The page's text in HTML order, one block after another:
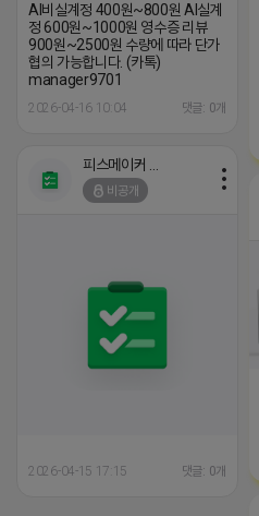
AI비실계정 400원~800원 AI실계
정 600원~1000원 영수증 리뷰
900원~2500원 수량에 따라 단가
협의 가능합니다. (카톡)
manager9701
2026-04-16 10:04 댓글: 0개
비공개
2026-04-15 17:15 댓글: 0개